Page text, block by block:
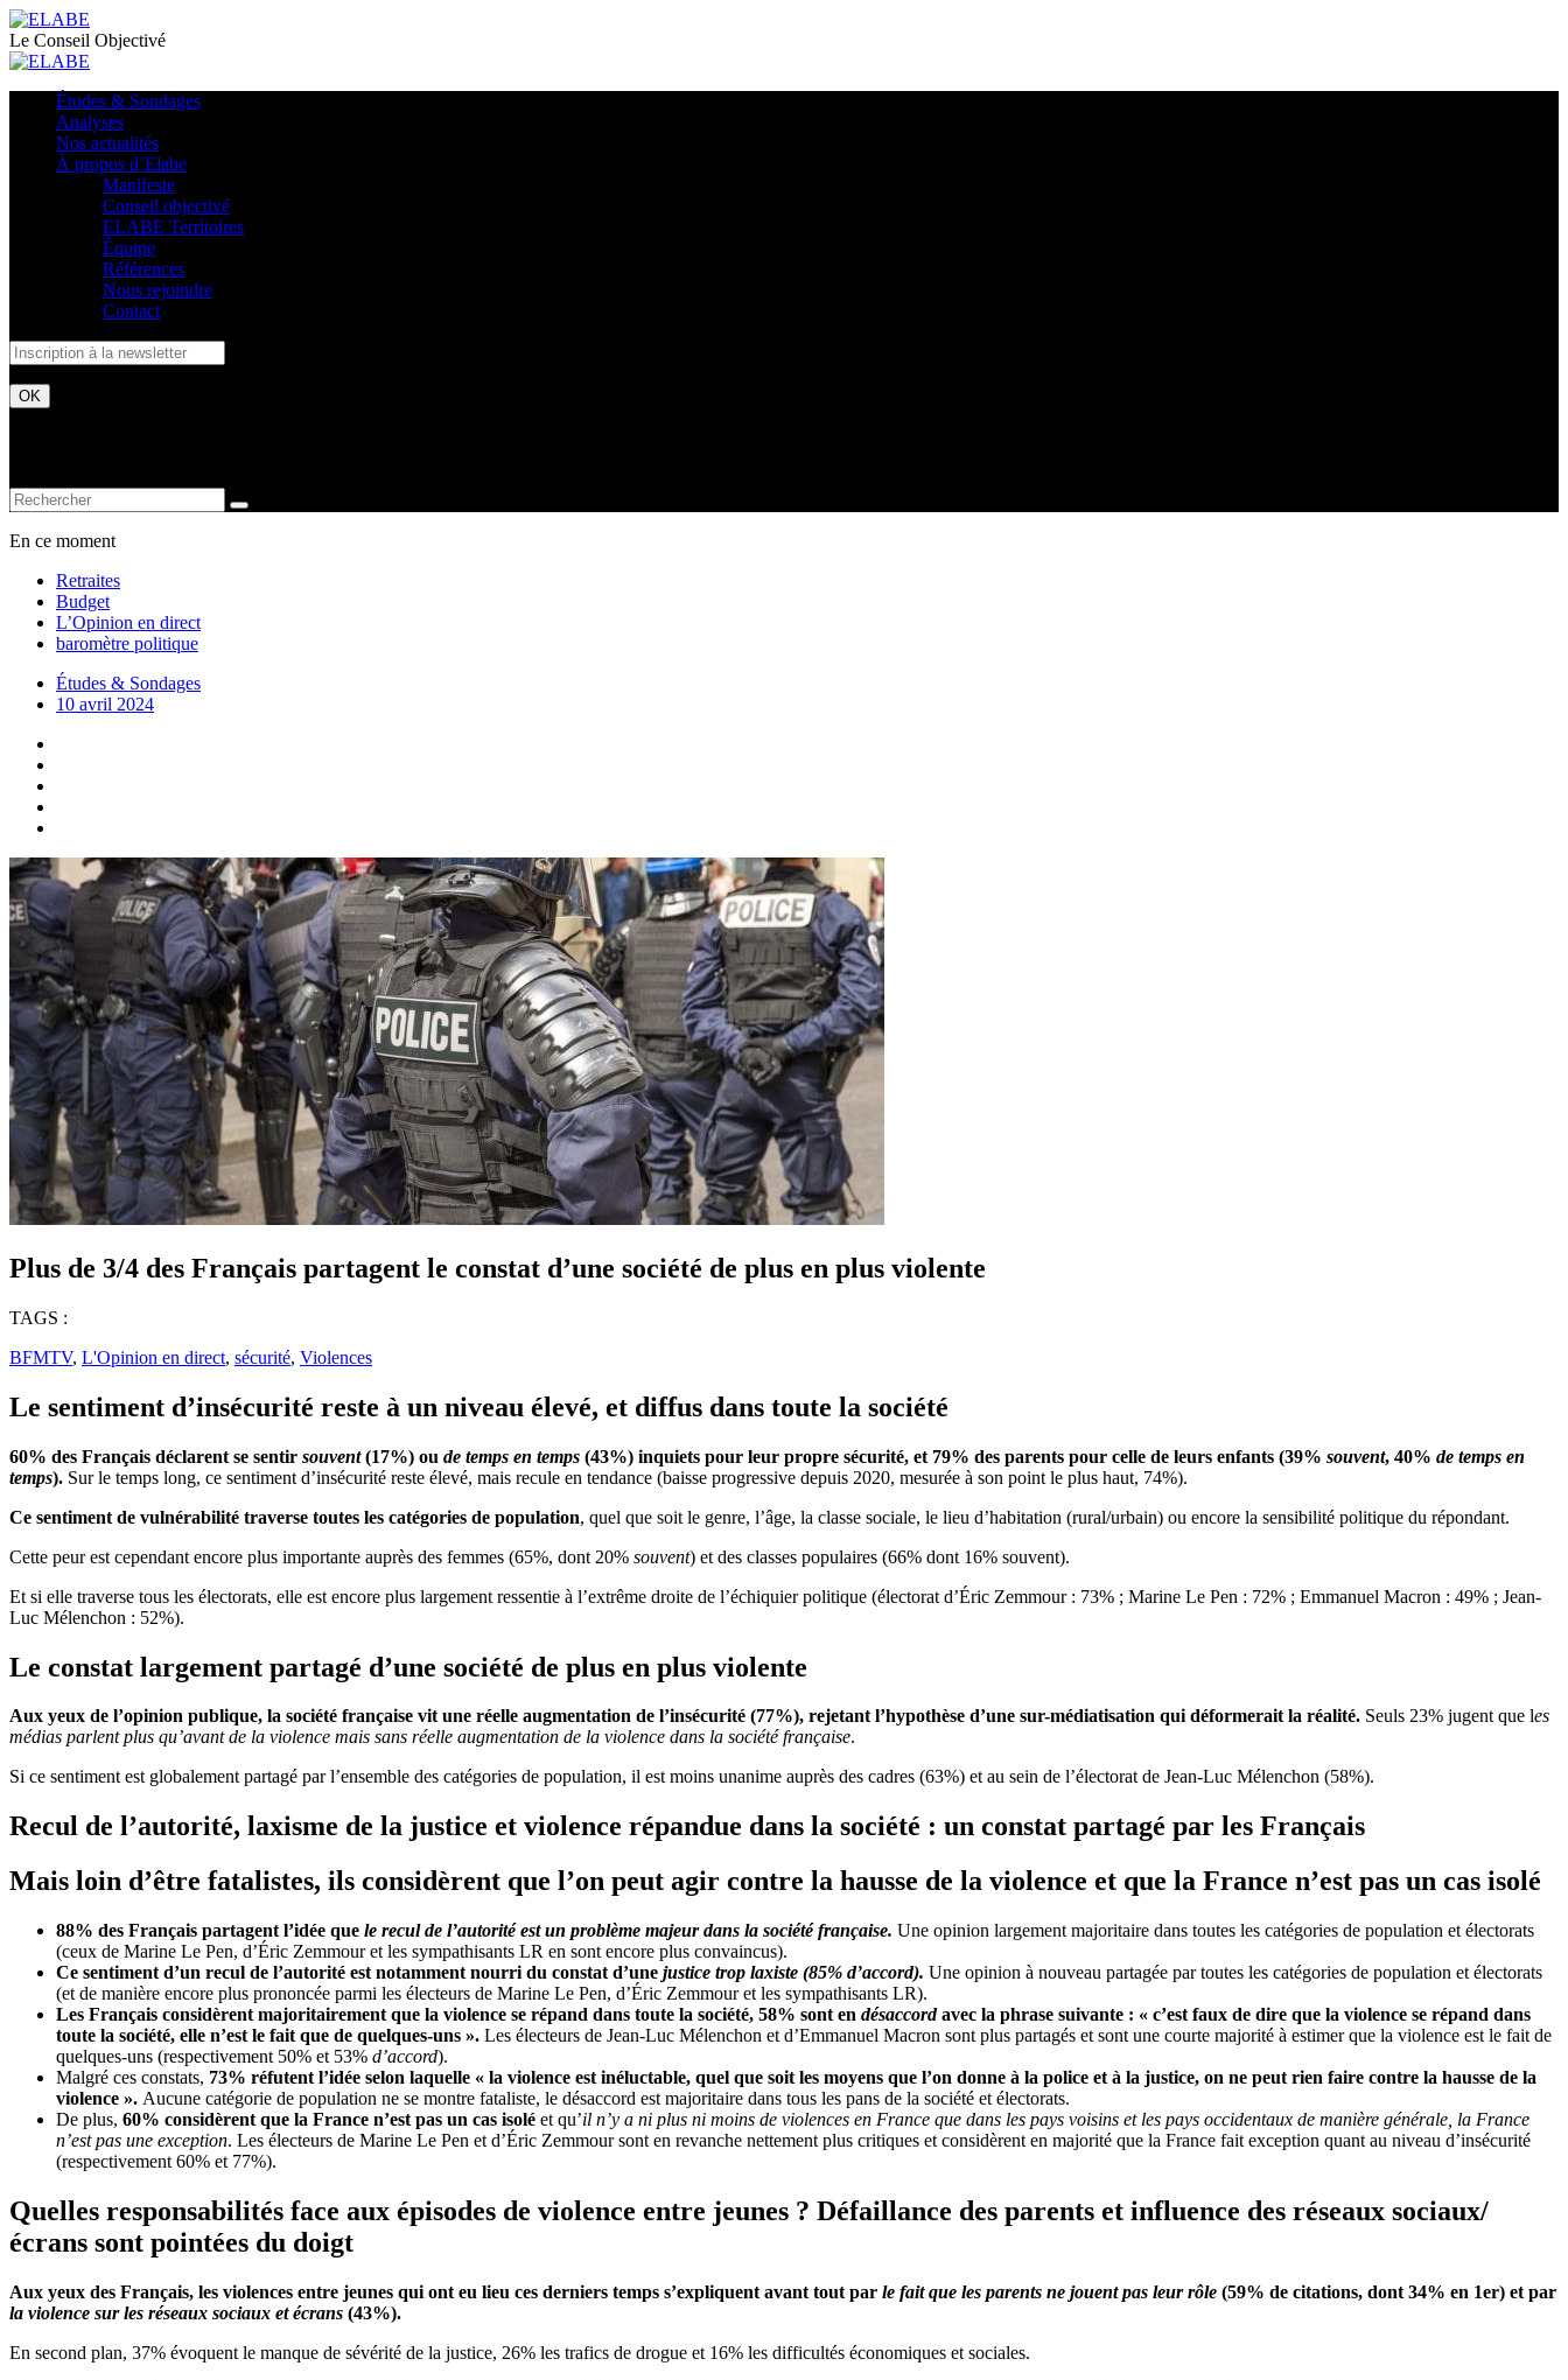
Le Conseil Objectivé
Études & Sondages
Analyses
Nos actualités
À propos d’Elabe
Manifeste
Conseil objectivé
ELABE Territoires
Équipe
Références
Nous rejoindre
Contact
En ce moment
Retraites
Budget
L’Opinion en direct
baromètre politique
Études & Sondages
10 avril 2024
Plus de 3/4 des Français partagent le constat d’une société de plus en plus violente
TAGS :
BFMTV, L'Opinion en direct, sécurité, Violences
Le sentiment d’insécurité reste à un niveau élevé, et diffus dans toute la société
60% des Français déclarent se sentir souvent(17%) ou de temps en temps (43%) inquiets pour leur propre sécurité, et 79% des parents pour celle de leurs enfants (39% souvent, 40% de temps en
temps). Sur le temps long, ce sentiment d’insécurité reste élevé, mais recule en tendance (baisse progressive depuis 2020, mesurée à son point le plus haut, 74%).
Ce sentiment de vulnérabilité traverse toutes les catégories de population, quel que soit le genre, l’âge, la classe sociale, le lieu d’habitation (rural/urbain) ou encore la sensibilité politique du répondant.
Cette peur est cependant encore plus importante auprès des femmes (65%, dont 20% souvent) et des classes populaires (66% dont 16% souvent).
Et si elle traverse tous les électorats, elle est encore plus largement ressentie à l’extrême droite de l’échiquier politique (électorat d’Éric Zemmour : 73% ; Marine Le Pen : 72% ; Emmanuel Macron : 49% ; Jean-
Luc Mélenchon : 52%).
Le constat largement partagé d’une société de plus en plus violente
Aux yeux de l’opinion publique, la société française vit une réelle augmentation de l’insécurité (77%), rejetant l’hypothèse d’une sur-médiatisation qui déformerait la réalité. Seuls 23% jugent que les
médias parlent plus qu’avant de la violence mais sans réelle augmentation de la violence dans la société française.
Si ce sentiment est globalement partagé par l’ensemble des catégories de population, il est moins unanime auprès des cadres (63%) et au sein de l’électorat de Jean-Luc Mélenchon (58%).
Recul de l’autorité, laxisme de la justice et violence répandue dans la société : un constat partagé par les Français
Mais loin d’être fatalistes, ils considèrent que l’on peut agir contre la hausse de la violence et que la France n’est pas un cas isolé
88% des Français partagent l’idée que le recul de l’autorité est un problème majeur dans la société française. Une opinion largement majoritaire dans toutes les catégories de population et électorats
(ceux de Marine Le Pen, d’Éric Zemmour et les sympathisants LR en sont encore plus convaincus).
Ce sentiment d’un recul de l’autorité est notamment nourri du constat d’une justice trop laxiste (85% d’accord). Une opinion à nouveau partagée par toutes les catégories de population et électorats
(et de manière encore plus prononcée parmi les électeurs de Marine Le Pen, d’Éric Zemmour et les sympathisants LR).
Les Français considèrent majoritairement que la violence se répand dans toute la société, 58% sont en désaccordavec la phrase suivante : « c’est faux de dire que la violence se répand dans
toute la société, elle n’est le fait que de quelques-uns ». Les électeurs de Jean-Luc Mélenchon et d’Emmanuel Macron sont plus partagés et sont une courte majorité à estimer que la violence est le fait de
quelques-uns (respectivement 50% et 53% d’accord).
Malgré ces constats, 73% réfutent l’idée selon laquelle « la violence est inéluctable, quel que soit les moyens que l’on donne à la police et à la justice, on ne peut rien faire contre la hausse de la
violence ». Aucune catégorie de population ne se montre fataliste, le désaccord est majoritaire dans tous les pans de la société et électorats.
De plus, 60% considèrent que la France n’est pas un cas isolé et qu’il n’y a ni plus ni moins de violences en France que dans les pays voisins et les pays occidentaux de manière générale, la France
n’est pas une exception. Les électeurs de Marine Le Pen et d’Éric Zemmour sont en revanche nettement plus critiques et considèrent en majorité que la France fait exception quant au niveau d’insécurité
(respectivement 60% et 77%).
Quelles responsabilités face aux épisodes de violence entre jeunes ? Défaillance des parents et influence des réseaux sociaux/
écrans sont pointées du doigt
Aux yeux des Français, les violences entre jeunes qui ont eu lieu ces derniers temps s’expliquent avant tout par le fait que les parents ne jouent pas leur rôle (59% de citations, dont 34% en 1er) et par
la violence sur les réseaux sociaux et écrans (43%).
En second plan, 37% évoquent le manque de sévérité de la justice, 26% les trafics de drogue et 16% les difficultés économiques et sociales.